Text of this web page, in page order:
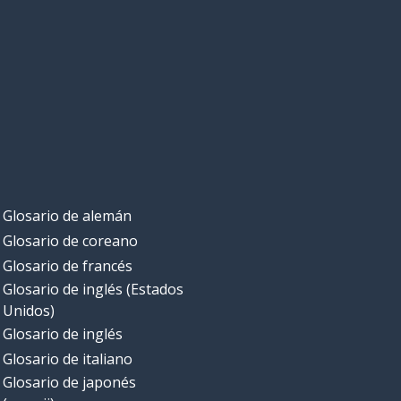
Glosario de alemán
Glosario de coreano
Glosario de francés
Glosario de inglés (Estados
Unidos)
Glosario de inglés
Glosario de italiano
Glosario de japonés